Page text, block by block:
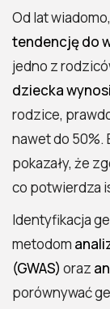
Od lat
tendencję do
jedno z
dziecka
rodzice,
nawet do 50%.
pokazały, że
co potwierdza
Identyfikacja
metodom
(GWAS) oraz
porównywać